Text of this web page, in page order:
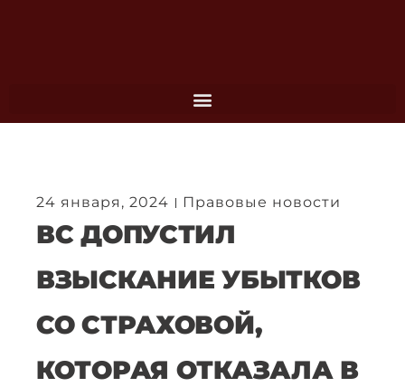
24 января, 2024 Правовые новости
ВС ДОПУСТИЛ
ВЗЫСКАНИЕ УБЫТКОВ
СО СТРАХОВОЙ,
КОТОРАЯ ОТКАЗАЛА В